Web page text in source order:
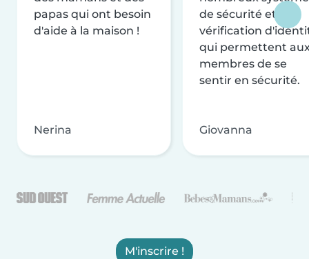
papas qui ont besoin
d'aide à la maison !
Nerina
de sécurité et de
vérification
qui permettent
membres de se
sentir en sécurité.
Giovanna
M'inscrire !